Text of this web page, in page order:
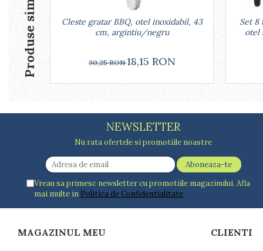
Cantare de bucatarie
Dispesere detergent
Mixere
Odorizant frigider
Pensule bucatarie
Prosoape bucatarie
Ustensile gatire la aburi
Capace pentru vase
Oale si cratite
Tavi copt
Vesela si tacamuri
Produse similare
Cleste gratar BBQ, otel inoxidabil, 43
cm, argintiu/negru
30,25 RON18,15 RON
Set 8
otel
NEWSLETTER
Nu rata ofertele si promotiile noastre
Vreau sa primesc newsletter cu promotiile magazinului. Afla
mai multe in Politica de Confidentialitate
MAGAZINUL MEU CLIENTI